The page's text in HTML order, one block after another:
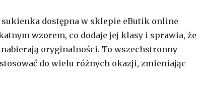
dostępna w sklepie eButik online
wzorem, co dodaje jej klasy i sprawia, że
oryginalności. To wszechstronny
do wielu różnych okazji, zmieniając